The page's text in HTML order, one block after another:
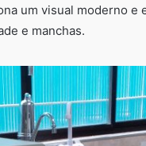
um visual moderno e
e manchas.